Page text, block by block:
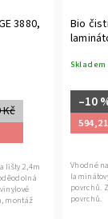
3880,
Kč
lišty 2,4m
montáž
Bio
–10
Vhodné
povrchů.